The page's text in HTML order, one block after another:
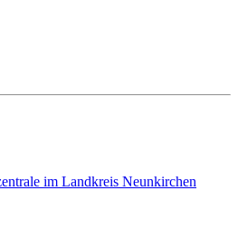
im Landkreis Neunkirchen